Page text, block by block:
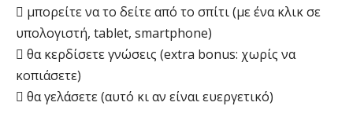
 μπορείτε να το δείτε από το σπίτι (με ένα κλικ σε
υπολογιστή, tablet, smartphone)
 θα κερδίσετε γνώσεις (extra bonus: χωρίς να
κοπιάσετε)
 θα γελάσετε (αυτό κι αν είναι ευεργετικό)